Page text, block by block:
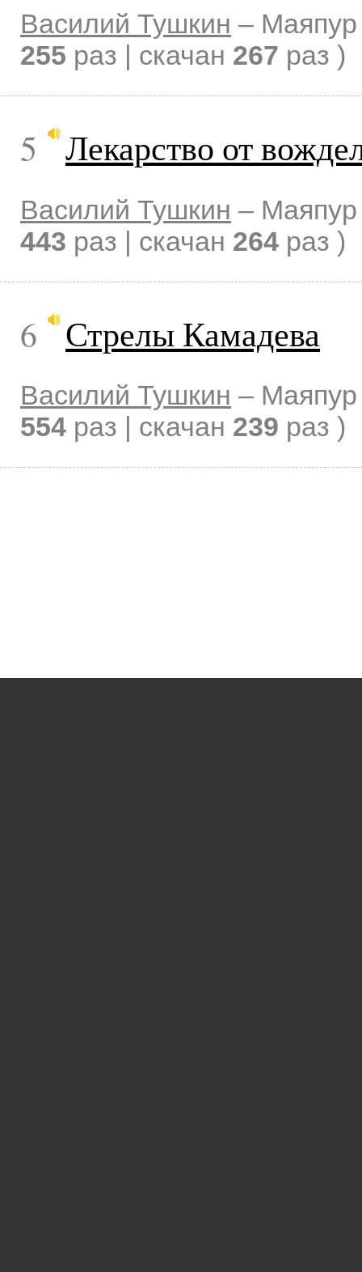
Василий Тушкин –
255 раз | скачан 267 раз )
5 Лекарство от
Василий Тушкин –
443 раз | скачан 264 раз )
6 Стрелы Камадева
Василий Тушкин –
554 раз | скачан 239 раз )